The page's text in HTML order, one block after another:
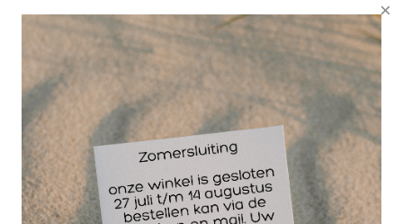
mogelijk stolsel te creëren. Dit om de kans op een
“rebleed” (het opnieuw gaan bloeden van de wond)
tijdens vervoer te minimaliseren.
Internnummer : 55867
item nummer : #200
Inhoud verpakking : 1 stuk